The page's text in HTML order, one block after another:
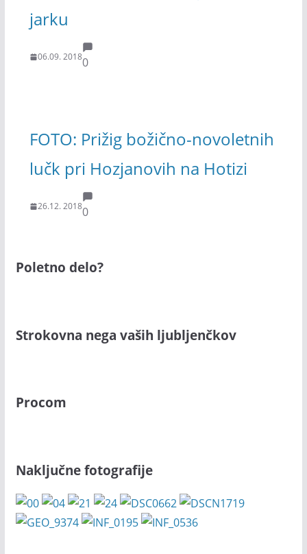
jarku
06.09. 20180
FOTO: Prižig božično-novoletnih
lučk pri Hozjanovih na Hotizi
26.12. 20180
Poletno delo?
Strokovna nega vaših ljubljenčkov
Procom
Naključne fotografije